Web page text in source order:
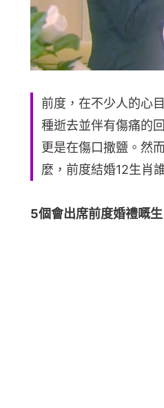
前度，在不少人的心
種逝去並伴有傷痛的
更是在傷口撒鹽。然
麼，前度結婚12生肖
5個會出席前度婚禮嘅